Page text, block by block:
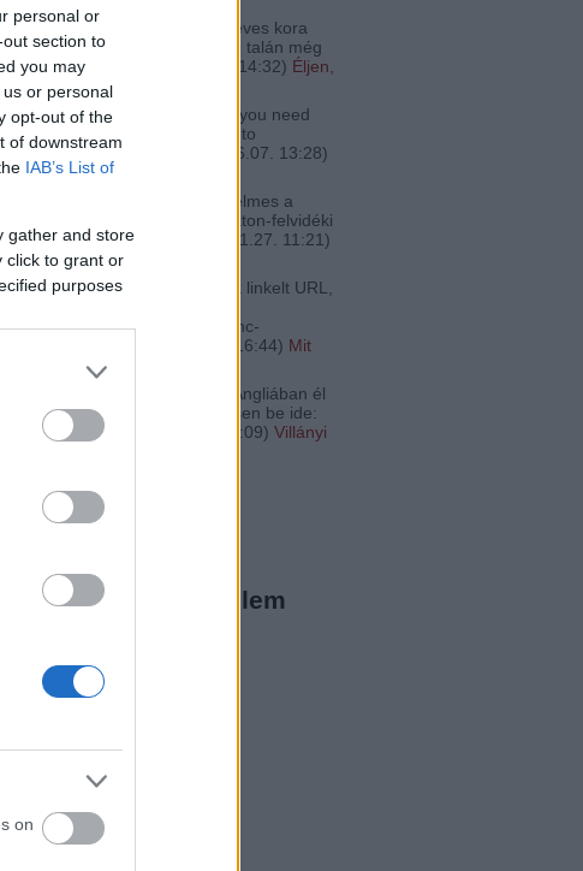
personal or
section to
you may
or personal
opt-out of the
of downstream
IAB’s List of
gather and store
click to grant or
purposes
on
Ma kóstoltam a bort... 19 éves kora
tökéletes állapotban van, talán még
nincs a cs...
2022.12.25. 14:32) Éljen,
legdrágább vörös!
Pénine:@alföldimerlot: If you need
Champagne just go to
2020.06.07. 13:28)
az óceánon túlról
Én most lettem szerelmes a
be. Itta már valaki a Balaton-felvidéki
Zsolt Borászat ...
2018.11.27. 11:21)
legjobb zweigeltjei
A lecsós kép forrása nem a linkelt URL,
2007/07/kedvenc-
2017.02.21. 16:44) Mit
a lecsóhoz?
@fakanalhos: Aki pedig Angliában él
magyar borra szomjas, az lessen be ide:
href="http://...
2016.01.31. 16:09) Villányi
megjeleníthető elem
a Facebookon